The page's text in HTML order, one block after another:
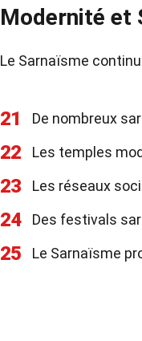
Modernité et
Le Sarnaïsme
21 De nombreux
22 Les temples
23 Les réseaux
24 Des festivals
25 Le Sarnaïsme